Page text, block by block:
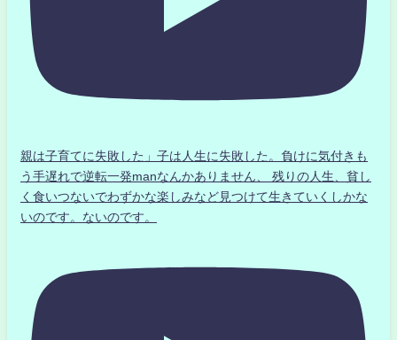
親は子育てに失敗した」子は人生に失敗した。負けに気付きも
う手遅れで逆転一発manなんかありません、 残りの人生、貧し
く食いつないでわずかな楽しみなど見つけて生きていくしかな
いのです。ないのです。